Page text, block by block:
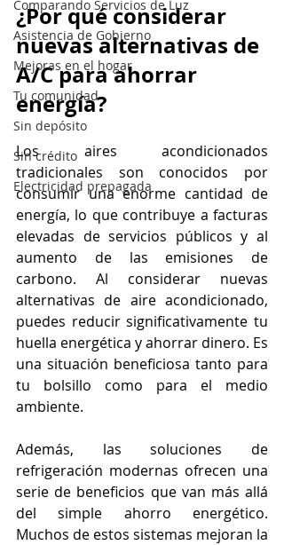
Comparando Servicios de Luz
Asistencia de Gobierno
Mejoras en el hogar
Tu comunidad
Sin depósito
Sin crédito
Electricidad prepagada
¿Por qué considerar
nuevas alternativas de
A/C para ahorrar
energía?
Los aires acondicionados
tradicionales son conocidos por
consumir una enorme cantidad de
energía, lo que contribuye a facturas
elevadas de servicios públicos y al
aumento de las emisiones de
carbono. Al considerar nuevas
alternativas de aire acondicionado,
puedes reducir significativamente tu
huella energética y ahorrar dinero. Es
una situación beneficiosa tanto para
tu bolsillo como para el medio
ambiente.
Además, las soluciones de
refrigeración modernas ofrecen una
serie de beneficios que van más allá
del simple ahorro energético.
Muchos de estos sistemas mejoran la